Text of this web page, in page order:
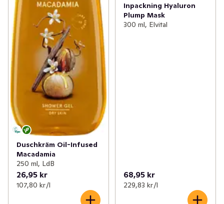
Duschkräm Oil-Infused
Macadamia
250 ml, LdB
26,95 kr
107,80 kr /l
Inpackning Hyaluron
Plump Mask
300 ml, Elvital
68,95 kr
229,83 kr /l